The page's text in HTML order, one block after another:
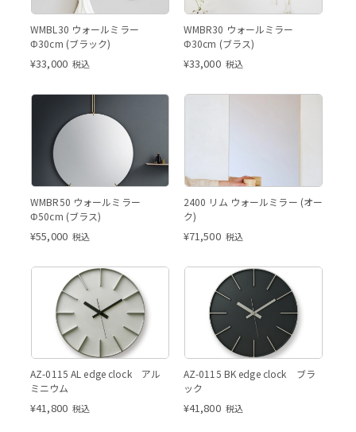
WMBL30 ウォールミラー
Φ30cm (ブラック)
¥33,000 税込
WMBR30 ウォールミラー
Φ30cm (ブラス)
¥33,000 税込
WMBR50 ウォールミラー
Φ50cm (ブラス)
¥55,000 税込
2400 リム ウォールミラー (オー
ク)
¥71,500 税込
AZ-0115 AL edge clock アル
ミニウム
¥41,800 税込
AZ-0115 BK edge clock ブラ
ック
¥41,800 税込